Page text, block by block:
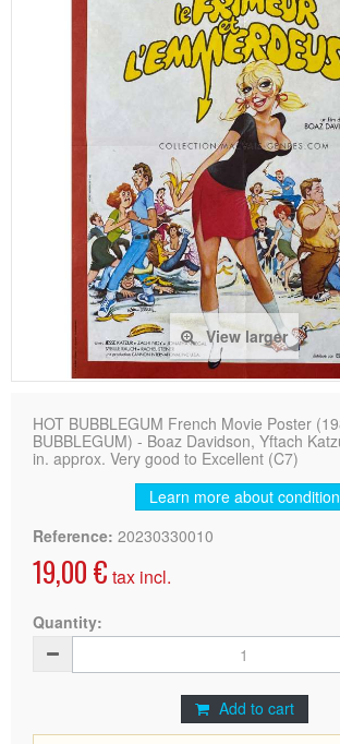
View larger
HOT BUBBLEGUM French Movie Poster
BUBBLEGUM) - Boaz Davidson, Yftach
in. approx. Very good to Excellent (C7)
Learn more about condition
Reference: 20230330010
19,00 € tax incl.
Quantity:
Add to cart